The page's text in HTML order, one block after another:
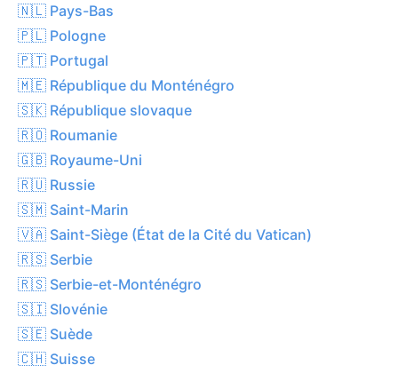
🇳🇱 Pays-Bas
🇵🇱 Pologne
🇵🇹 Portugal
🇲🇪 République du Monténégro
🇸🇰 République slovaque
🇷🇴 Roumanie
🇬🇧 Royaume-Uni
🇷🇺 Russie
🇸🇲 Saint-Marin
🇻🇦 Saint-Siège (État de la Cité du Vatican)
🇷🇸 Serbie
🇷🇸 Serbie-et-Monténégro
🇸🇮 Slovénie
🇸🇪 Suède
🇨🇭 Suisse